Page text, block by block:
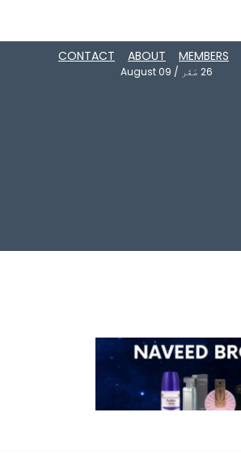
MEMBERS
ABOUT
CONTACT
26 صَفَر /
August 09